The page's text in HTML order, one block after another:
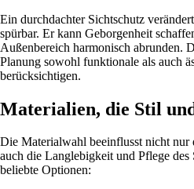
Ein durchdachter Sichtschutz
spürbar. Er kann Geborgenheit
Außenbereich harmonisch abrunden.
Planung sowohl funktionale als auch
berücksichtigen.
Materialien, die Stil
Die Materialwahl beeinflusst nicht nur
auch die Langlebigkeit und Pflege des
beliebte Optionen: